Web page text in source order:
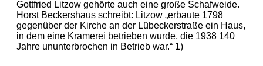
Gottfried Litzow gehörte auch eine große Schafweide.
Horst Beckershaus schreibt: Litzow „erbaute 1798
gegenüber der Kirche an der Lübeckerstraße ein Haus,
in dem eine Kramerei betrieben wurde, die 1938 140
Jahre ununterbrochen in Betrieb war.“ 1)